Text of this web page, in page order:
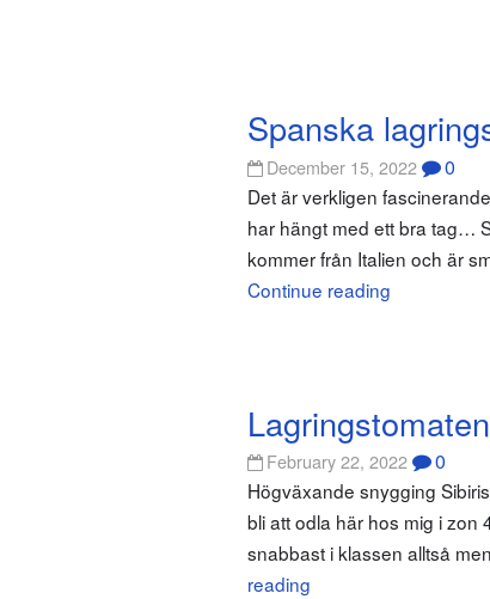
Spanska
December 15, 2022 0
Det är verkligen
har hängt med ett bra tag…
kommer från Italien och är
Continue reading
February 22, 2022 0
Högväxande snygging
bli att odla här hos mig i zon
snabbast i klassen alltså
reading